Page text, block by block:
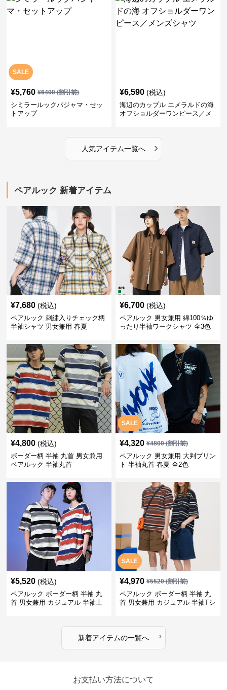
SALE
¥5,760 ¥6400(割引前)
シミラールックパジャマ・セッ
トアップ
¥6,590 (税込)
海辺のカップル エメラルドの海
オフショルダーワンピース／メ
人気アイテム一覧へ ›
ペアルック 新着アイテム
¥7,680 (税込)
ペアルック 刺繍入りチェック柄
半袖シャツ 男女兼用 春夏
¥6,700 (税込)
ペアルック 男女兼用 綿100％ゆ
ったり半袖ワークシャツ 全3色
¥4,800 (税込)
ボーダー柄 半袖 丸首 男女兼用
ペアルック 半袖丸首
SALE
¥4,320 ¥4800(割引前)
ペアルック 男女兼用 大判プリン
ト 半袖丸首 春夏 全2色
¥5,520 (税込)
ペアルック ボーダー柄 半袖 丸
首 男女兼用 カジュアル 半袖上
SALE
¥4,970 ¥5520(割引前)
ペアルック ボーダー柄 半袖 丸
首 男女兼用 カジュアル 半袖Tシ
新着アイテムの一覧へ ›
お支払い方法について